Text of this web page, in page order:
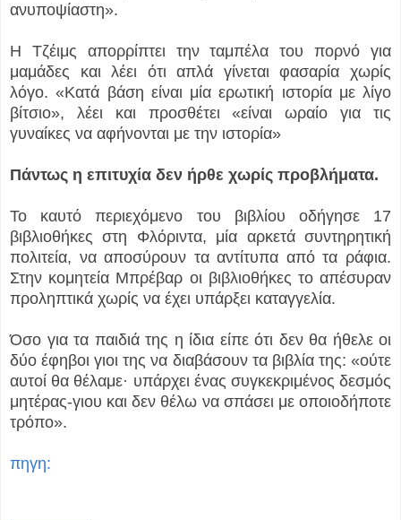
ανυποψίαστη».
Η Τζέιμς απορρίπτει την ταμπέλα του πορνό για
μαμάδες και λέει ότι απλά γίνεται φασαρία χωρίς
λόγο. «Κατά βάση είναι μία ερωτική ιστορία με λίγο
βίτσιο», λέει και προσθέτει «είναι ωραίο για τις
γυναίκες να αφήνονται με την ιστορία»
Πάντως η επιτυχία δεν ήρθε χωρίς προβλήματα.
Το καυτό περιεχόμενο του βιβλίου οδήγησε 17
βιβλιοθήκες στη Φλόριντα, μία αρκετά συντηρητική
πολιτεία, να αποσύρουν τα αντίτυπα από τα ράφια.
Στην κομητεία Μπρέβαρ οι βιβλιοθήκες το απέσυραν
προληπτικά χωρίς να έχει υπάρξει καταγγελία.
Όσο για τα παιδιά της η ίδια είπε ότι δεν θα ήθελε οι
δύο έφηβοι γιοι της να διαβάσουν τα βιβλία της: «ούτε
αυτοί θα θέλαμε· υπάρχει ένας συγκεκριμένος δεσμός
μητέρας-γιου και δεν θέλω να σπάσει με οποιοδήποτε
τρόπο».
πηγη: